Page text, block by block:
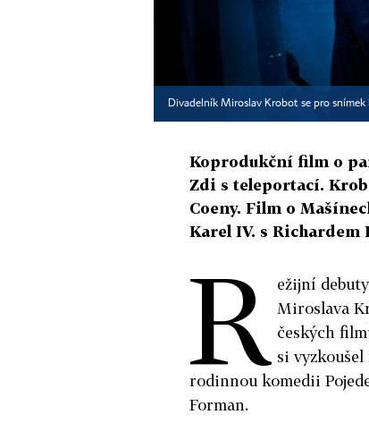
Divadelník Miroslav Krobot se pro
Koprodukční film o
Zdi s teleportací.
Coeny. Film o
Karel IV. s
R ežijní
Miroslava
českých
si
rodinnou komedii
Forman.